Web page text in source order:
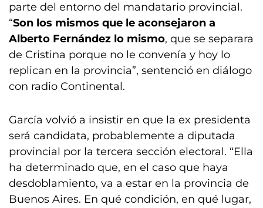
parte del entorno del mandatario provincial.
“Son los mismos que le aconsejaron a
Alberto Fernández lo mismo, que se separara
de Cristina porque no le convenía y hoy lo
replican en la provincia”, sentenció en diálogo
con radio Continental.
García volvió a insistir en que la ex presidenta
será candidata, probablemente a diputada
provincial por la tercera sección electoral. “Ella
ha determinado que, en el caso que haya
desdoblamiento, va a estar en la provincia de
Buenos Aires. En qué condición, en qué lugar,